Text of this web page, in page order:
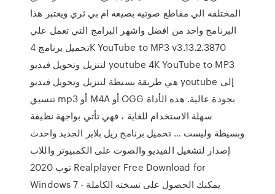
المختلفه الي مقاطع صوتيه بصيغه ام بي ثري ويعتبر هذا
البرنامج واحد من افضل واشهر البرامج التي تعمل علي
تحميل برنامج 4K YouTube to MP3 v3.13.2.3870
لتنزيل وتحويل فيديو youtube 4K YouTube to MP3
هي طريقة بسيطة لتنزيل وتحويل فيديو youtube إلى
تنسيق mp3 أو M4A أو OGG بجودة عالية. هذه الأداة
سهلة الاستخدام للغاية ، فهي تأتي بواجهة نظيفة
وبسيطة وليست … تحميل برنامج ريل بلاير الجديد واحدث
إصدار لتشغيل الفيديو والصوت على الكمبيوتر واللاب
توب 2020 Realplayer Free Download for
Windows 7 - يمكنك الحصول على نسخته الكاملة